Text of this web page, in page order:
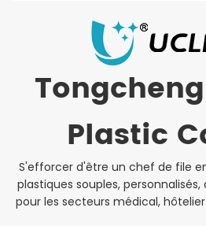
Plastic
S'efforcer d'être un chef de file
plastiques souples,
pour les secteurs médical,